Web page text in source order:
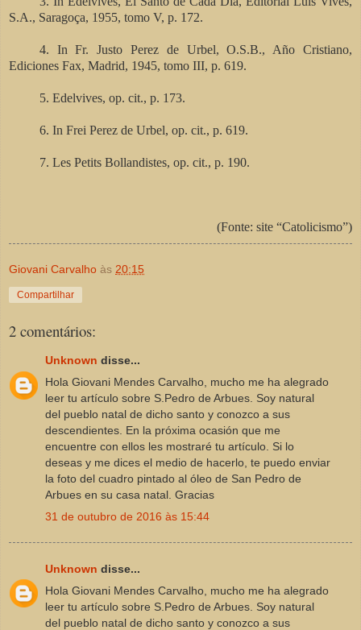
S.A., Saragoça, 1955, tomo V, p. 172.
4. In Fr. Justo Perez de Urbel, O.S.B., Año Cristiano,
Ediciones Fax, Madrid, 1945, tomo III, p. 619.
5. Edelvives, op. cit., p. 173.
6. In Frei Perez de Urbel, op. cit., p. 619.
7. Les Petits Bollandistes, op. cit., p. 190.
(Fonte: site “Catolicismo”)
Giovani Carvalho às 20:15
Compartilhar
2 comentários:
Unknown disse...
Hola Giovani Mendes Carvalho, mucho me ha alegrado
leer tu artículo sobre S.Pedro de Arbues. Soy natural
del pueblo natal de dicho santo y conozco a sus
descendientes. En la próxima ocasión que me
encuentre con ellos les mostraré tu artículo. Si lo
deseas y me dices el medio de hacerlo, te puedo enviar
la foto del cuadro pintado al óleo de San Pedro de
Arbues en su casa natal. Gracias
31 de outubro de 2016 às 15:44
Unknown disse...
Hola Giovani Mendes Carvalho, mucho me ha alegrado
leer tu artículo sobre S.Pedro de Arbues. Soy natural
del pueblo natal de dicho santo y conozco a sus